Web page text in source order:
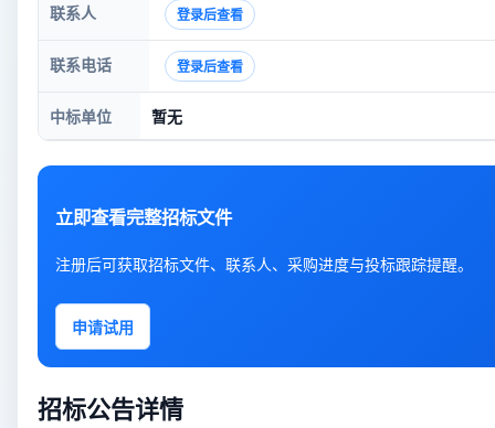
联系人 登录后查看
联系电话 登录后查看
中标单位 暂无
立即查看完整招标文件
注册后可获取招标文件、联系人、采购进度与投标跟踪提醒。
申请试用
招标公告详情